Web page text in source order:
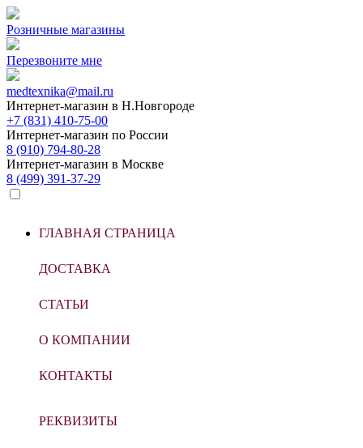
Розничные магазины
Перезвоните мне
medtexnika@mail.ru
Интернет-магазин в Н.Новгороде
+7 (831) 410-75-00
Интернет-магазин по России
8 (910) 794-80-28
Интернет-магазин в Москве
8 (499) 391-37-29
ГЛАВНАЯ СТРАНИЦА
ДОСТАВКА
СТАТЬИ
О КОМПАНИИ
КОНТАКТЫ
РЕКВИЗИТЫ